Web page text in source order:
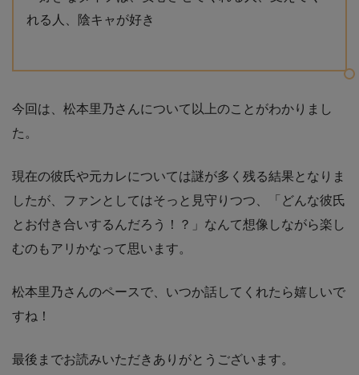
れる人、陰キャが好き
今回は、松本里乃さんについて以上のことがわかりまし
た。
現在の彼氏や元カレについては謎が多く残る結果となりま
したが、ファンとしてはそっと見守りつつ、「どんな彼氏
とお付き合いするんだろう！？」なんて想像しながら楽し
むのもアリかなって思います。
松本里乃さんのペースで、いつか話してくれたら嬉しいで
すね！
最後までお読みいただきありがとうございます。